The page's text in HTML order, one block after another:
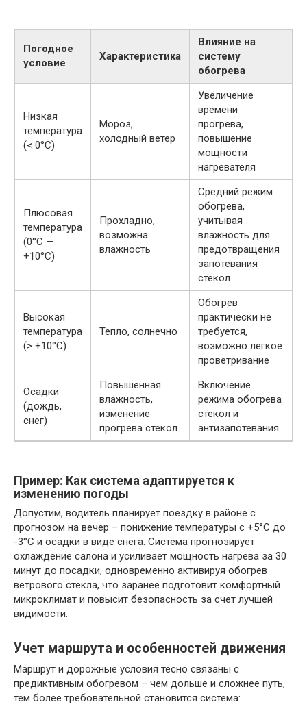
Погодное
условие
Характеристика
Влияние на
систему
обогрева
Низкая
температура
(< 0°С)
Мороз,
холодный ветер
Увеличение
времени
прогрева,
повышение
мощности
нагревателя
Плюсовая
температура
(0°С —
+10°С)
Прохладно,
возможна
влажность
Средний режим
обогрева,
учитывая
влажность для
предотвращения
запотевания
стекол
Высокая
температура
(> +10°С)
Тепло, солнечно
Обогрев
практически не
требуется,
возможно легкое
проветривание
Осадки
(дождь,
снег)
Повышенная
влажность,
изменение
прогрева стекол
Включение
режима обогрева
стекол и
антизапотевания
Пример: Как система адаптируется к
изменению погоды
Допустим, водитель планирует поездку в районе с
прогнозом на вечер – понижение температуры с +5°С до
-3°С и осадки в виде снега. Система прогнозирует
охлаждение салона и усиливает мощность нагрева за 30
минут до посадки, одновременно активируя обогрев
ветрового стекла, что заранее подготовит комфортный
микроклимат и повысит безопасность за счет лучшей
видимости.
Учет маршрута и особенностей движения
Маршрут и дорожные условия тесно связаны с
предиктивным обогревом – чем дольше и сложнее путь,
тем более требовательной становится система: